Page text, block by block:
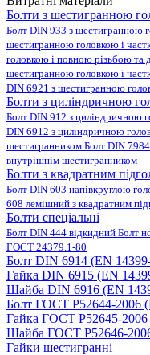
Болти з шестигранною
Болт DIN 933 з шестигранною
шестигранною головкою і
головкою і повною різьбою та
шестигранною головкою і
DIN 6921 з шестигранною
Болти з циліндричною
Болт DIN 912 з циліндричною
DIN 6912 з циліндричною
шестигранником Болт DIN
внутрішнім шестигранником
Болти з квадратним
Болт DIN 603 напівкруглою
608 лемішний з квадратним
Болти спеціальні
Болт DIN 444 відкидний Болт
ГОСТ 24379.1-80
Болт DIN 6914 (EN
Гайка DIN 6915 (EN
Шайба DIN 6916 (EN
Болт ГОСТ Р52644-2006
Гайка ГОСТ Р52645-
Шайба ГОСТ Р52646-
Гайки шестигранні